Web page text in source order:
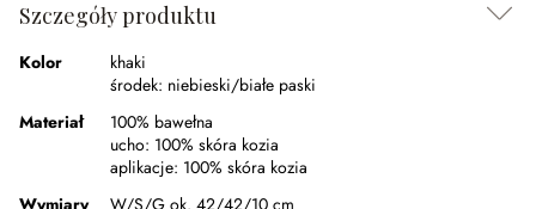
Szczegóły produktu
Kolor
khaki
środek: niebieski/białe paski
Materiał
100% bawełna
ucho: 100% skóra kozia
aplikacje: 100% skóra kozia
Wymiary
W/S/G ok. 42/42/10 cm